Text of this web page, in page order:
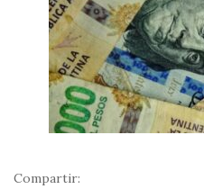
Compartir: